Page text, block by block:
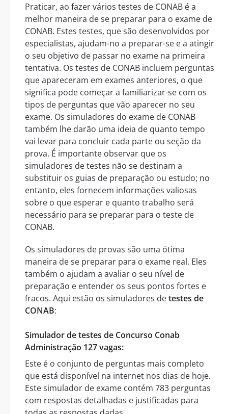
Praticar, ao fazer vários testes de CONAB é a
melhor maneira de se preparar para o exame de
CONAB. Estes testes, que são desenvolvidos por
especialistas, ajudam-no a preparar-se e a atingir
o seu objetivo de passar no exame na primeira
tentativa. Os testes de CONAB incluem perguntas
que apareceram em exames anteriores, o que
significa pode começar a familiarizar-se com os
tipos de perguntas que vão aparecer no seu
exame. Os simuladores do exame de CONAB
também lhe darão uma ideia de quanto tempo
vai levar para concluir cada parte ou seção da
prova. É importante observar que os
simuladores de testes não se destinam a
substituir os guias de preparação ou estudo; no
entanto, eles fornecem informações valiosas
sobre o que esperar e quanto trabalho será
necessário para se preparar para o teste de
CONAB.
Os simuladores de provas são uma ótima
maneira de se preparar para o exame real. Eles
também o ajudam a avaliar o seu nível de
preparação e entender os seus pontos fortes e
fracos. Aqui estão os simuladores detestes de
CONAB:
Simulador de testes de Concurso Conab
Administração 127 vagas:
Este é o conjunto de perguntas mais completo
que está disponível na internet nos dias de hoje.
Este simulador de exame contém 783 perguntas
com respostas detalhadas e justificadas para